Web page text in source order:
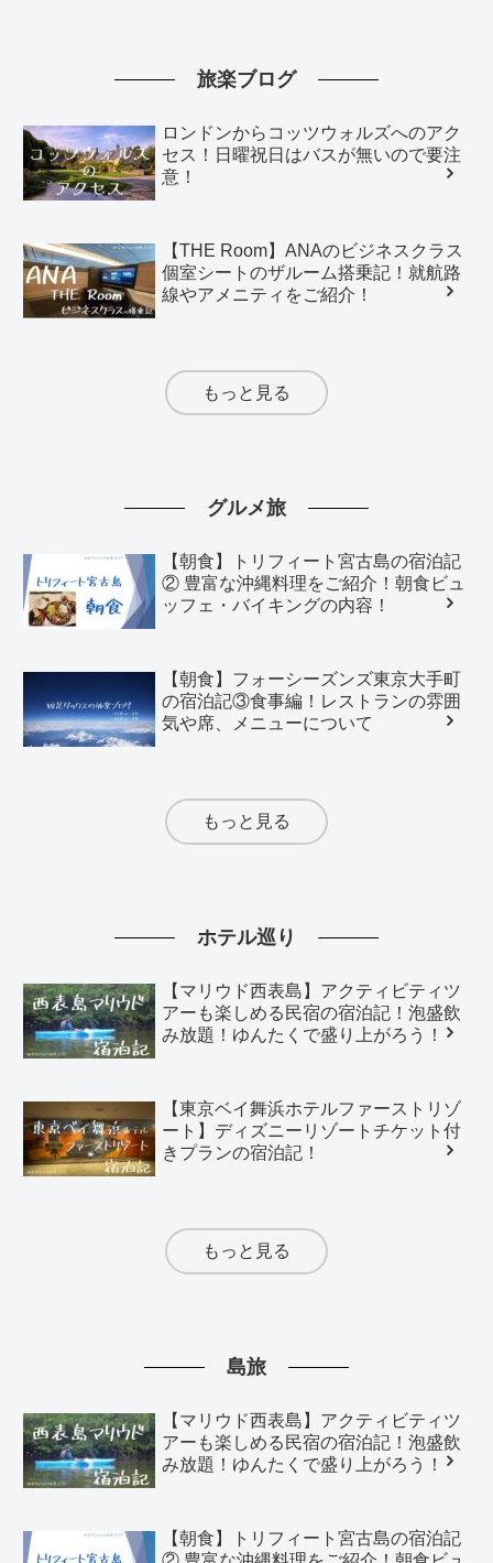
旅楽ブログ
ロンドンからコッツウォルズへのアク
セス！日曜祝日はバスが無いので要注
意！
【THE Room】ANAのビジネスクラス
個室シートのザルーム搭乗記！就航路
線やアメニティをご紹介！
もっと見る
グルメ旅
【朝食】トリフィート宮古島の宿泊記
② 豊富な沖縄料理をご紹介！朝食ビュ
ッフェ・バイキングの内容！
【朝食】フォーシーズンズ東京大手町
の宿泊記③食事編！レストランの雰囲
気や席、メニューについて
もっと見る
ホテル巡り
【マリウド西表島】アクティビティツ
アーも楽しめる民宿の宿泊記！泡盛飲
み放題！ゆんたくで盛り上がろう！
【東京ベイ舞浜ホテルファーストリゾ
ート】ディズニーリゾートチケット付
きプランの宿泊記！
もっと見る
島旅
【マリウド西表島】アクティビティツ
アーも楽しめる民宿の宿泊記！泡盛飲
み放題！ゆんたくで盛り上がろう！
【朝食】トリフィート宮古島の宿泊記